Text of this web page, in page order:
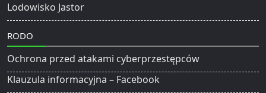
Lodowisko Jastor
RODO
Ochrona przed atakami cyberprzestępców
Klauzula informacyjna – Facebook